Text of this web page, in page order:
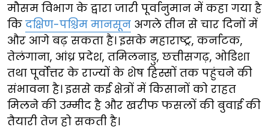
मौसम विभाग के द्वारा जारी पूर्वानुमान में कहा गया है
कि दक्षिण-पश्चिम मानसून अगले तीन से चार दिनों में
और आगे बढ़ सकता है। इसके महाराष्ट्र, कर्नाटक,
तेलंगाना, आंध्र प्रदेश, तमिलनाडु, छत्तीसगढ़, ओडिशा
तथा पूर्वोत्तर के राज्यों के शेष हिस्सों तक पहुंचने की
संभावना है। इससे कई क्षेत्रों में किसानों को राहत
मिलने की उम्मीद है और खरीफ फसलों की बुवाई की
तैयारी तेज हो सकती है।